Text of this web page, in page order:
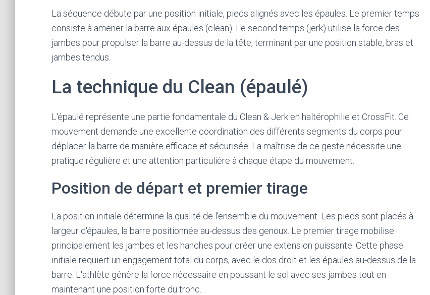
La séquence débute par une position initiale, pieds alignés avec les épaules. Le premier temps
consiste à amener la barre aux épaules (clean). Le second temps (jerk) utilise la force des
jambes pour propulser la barre au-dessus de la tête, terminant par une position stable, bras et
jambes tendus.
La technique du Clean (épaulé)
L'épaulé représente une partie fondamentale du Clean & Jerk en haltérophilie et CrossFit. Ce
mouvement demande une excellente coordination des différents segments du corps pour
déplacer la barre de manière efficace et sécurisée. La maîtrise de ce geste nécessite une
pratique régulière et une attention particulière à chaque étape du mouvement.
Position de départ et premier tirage
La position initiale détermine la qualité de l'ensemble du mouvement. Les pieds sont placés à
largeur d'épaules, la barre positionnée au-dessus des genoux. Le premier tirage mobilise
principalement les jambes et les hanches pour créer une extension puissante. Cette phase
initiale requiert un engagement total du corps, avec le dos droit et les épaules au-dessus de la
barre. L'athlète génère la force nécessaire en poussant le sol avec ses jambes tout en
maintenant une position forte du tronc.